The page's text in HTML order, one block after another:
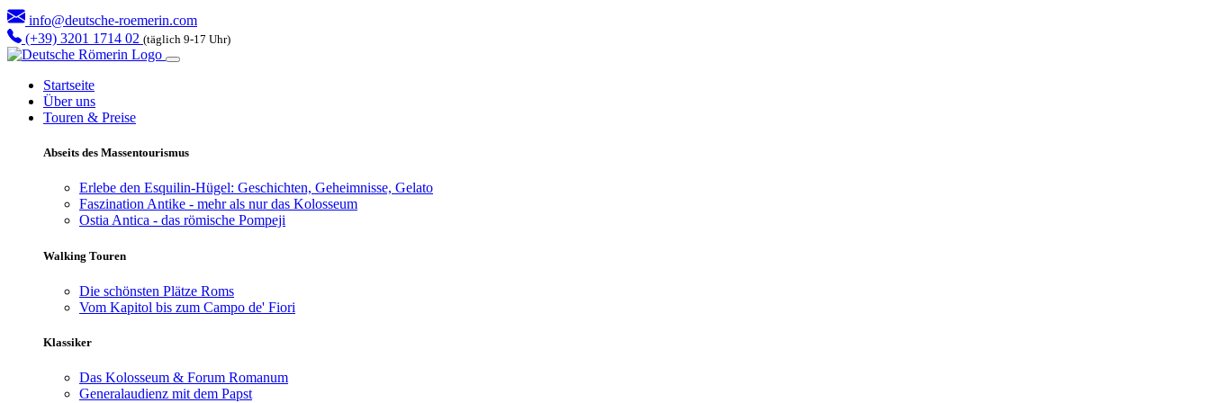
info@deutsche-roemerin.com
(+39) 3201 1714 02 (täglich 9-17 Uhr)
Startseite
Über uns
Touren & Preise
Abseits des Massentourismus
Erlebe den Esquilin-Hügel: Geschichten, Geheimnisse, Gelato
Faszination Antike - mehr als nur das Kolosseum
Ostia Antica - das römische Pompeji
Walking Touren
Die schönsten Plätze Roms
Vom Kapitol bis zum Campo de' Fiori
Klassiker
Das Kolosseum & Forum Romanum
Generalaudienz mit dem Papst